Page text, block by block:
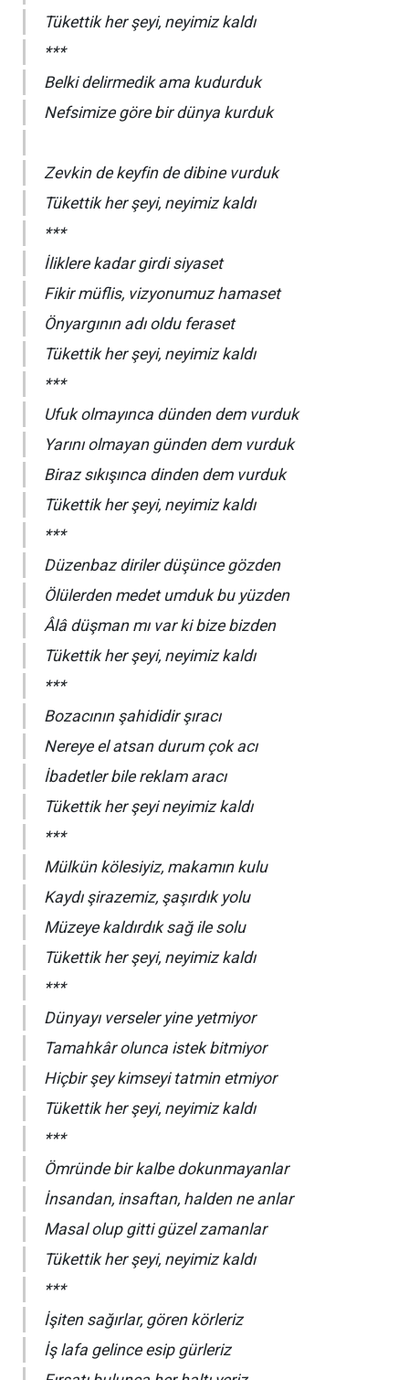
Tükettik her şeyi, neyimiz kaldı
***
Belki delirmedik ama kudurduk
Nefsimize göre bir dünya kurduk
Zevkin de keyfin de dibine vurduk
Tükettik her şeyi, neyimiz kaldı
***
İliklere kadar girdi siyaset
Fikir müflis, vizyonumuz hamaset
Önyargının adı oldu feraset
Tükettik her şeyi, neyimiz kaldı
***
Ufuk olmayınca dünden dem vurduk
Yarını olmayan günden dem vurduk
Biraz sıkışınca dinden dem vurduk
Tükettik her şeyi, neyimiz kaldı
***
Düzenbaz diriler düşünce gözden
Ölülerden medet umduk bu yüzden
Âlâ düşman mı var ki bize bizden
Tükettik her şeyi, neyimiz kaldı
***
Bozacının şahididir şıracı
Nereye el atsan durum çok acı
İbadetler bile reklam aracı
Tükettik her şeyi neyimiz kaldı
***
Mülkün kölesiyiz, makamın kulu
Kaydı şirazemiz, şaşırdık yolu
Müzeye kaldırdık sağ ile solu
Tükettik her şeyi, neyimiz kaldı
***
Dünyayı verseler yine yetmiyor
Tamahkâr olunca istek bitmiyor
Hiçbir şey kimseyi tatmin etmiyor
Tükettik her şeyi, neyimiz kaldı
***
Ömründe bir kalbe dokunmayanlar
İnsandan, insaftan, halden ne anlar
Masal olup gitti güzel zamanlar
Tükettik her şeyi, neyimiz kaldı
***
İşiten sağırlar, gören körleriz
İş lafa gelince esip gürleriz